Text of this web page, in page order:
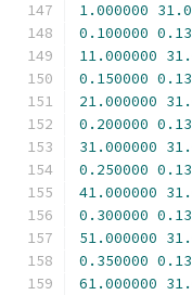
1.000000
0.100000
11.000000
0.150000
21.000000
0.200000
31.000000
0.250000
41.000000
0.300000
51.000000
0.350000
61.000000